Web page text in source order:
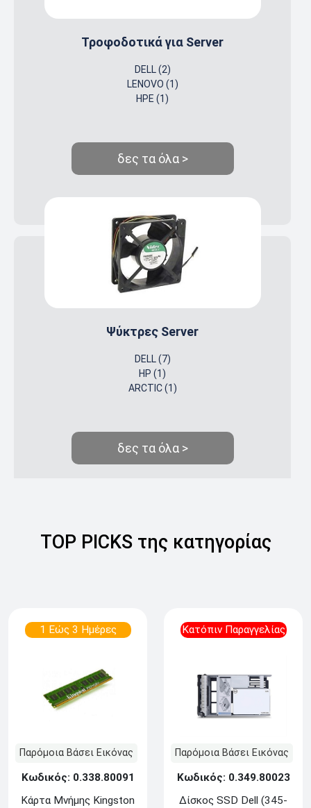
Τροφοδοτικά για Server
DELL (2)
LENOVO (1)
HPE (1)
δες τα όλα >
Ψύκτρες Server
DELL (7)
HP (1)
ARCTIC (1)
δες τα όλα >
TOP PICKS της κατηγορίας
1 Εώς 3 Ημέρες
Παρόμοια Βάσει Εικόνας
Κωδικός: 0.338.80091
Κάρτα Μνήμης Kingston
Κατόπιν Παραγγελίας
Παρόμοια Βάσει Εικόνας
Κωδικός: 0.349.80023
Δίσκος SSD Dell (345-